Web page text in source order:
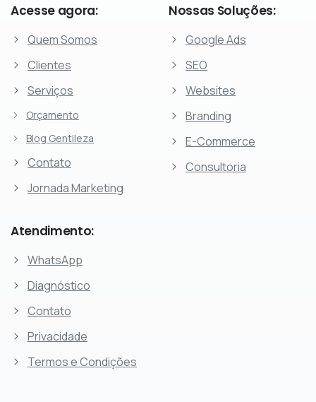
Acesse agora:
Quem Somos
Clientes
Serviços
Orçamento
Blog Gentileza
Contato
Jornada Marketing
Nossas Soluções:
Google Ads
SEO
Websites
Branding
E-Commerce
Consultoria
Atendimento:
WhatsApp
Diagnóstico
Contato
Privacidade
Termos e Condições